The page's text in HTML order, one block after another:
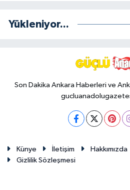
Yükleniyor...
Son Dakika Ankara Haberleri ve
Künye İletişim Hakkımızda
Gizlilik Sözleşmesi